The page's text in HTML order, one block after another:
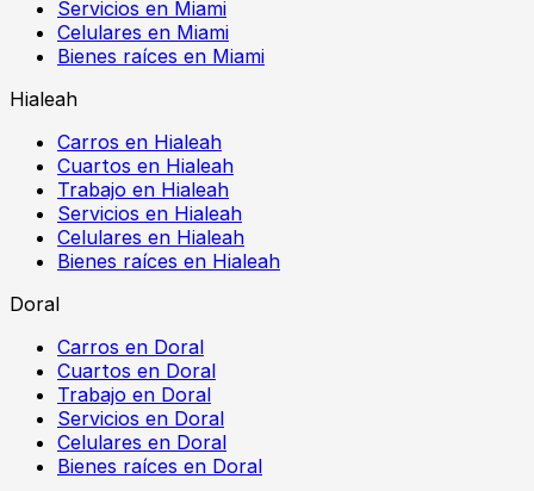
Servicios en Miami
Celulares en Miami
Bienes raíces en Miami
Hialeah
Carros en Hialeah
Cuartos en Hialeah
Trabajo en Hialeah
Servicios en Hialeah
Celulares en Hialeah
Bienes raíces en Hialeah
Doral
Carros en Doral
Cuartos en Doral
Trabajo en Doral
Servicios en Doral
Celulares en Doral
Bienes raíces en Doral